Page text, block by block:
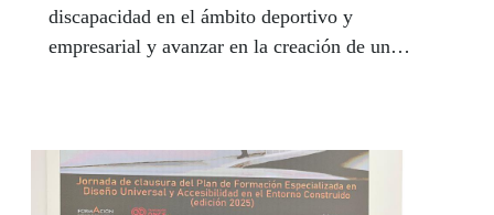
discapacidad en el ámbito deportivo y
empresarial y avanzar en la creación de un